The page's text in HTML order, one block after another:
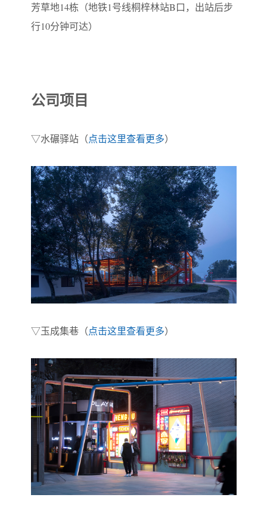
芳草地14栋（地铁1号线桐梓林站B口，出站后步
行10分钟可达）
公司项目
▽水碾驿站（点击这里查看更多）
▽玉成集巷（点击这里查看更多）